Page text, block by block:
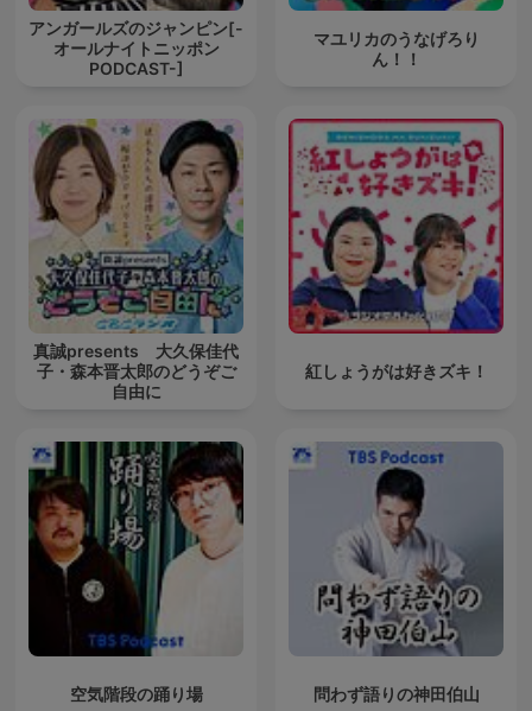
アンガールズのジャンピン[-
オールナイトニッポン
PODCAST-]
マユリカのうなげろり
ん！！
真誠presents 大久保佳代
子・森本晋太郎のどうぞご
自由に
紅しょうがは好きズキ！
空気階段の踊り場 問わず語りの神田伯山